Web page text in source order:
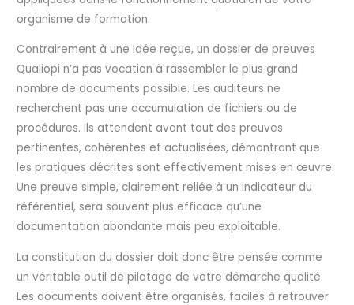
organisme de formation.
Contrairement à une idée reçue, un dossier de preuves
Qualiopi n’a pas vocation à rassembler le plus grand
nombre de documents possible. Les auditeurs ne
recherchent pas une accumulation de fichiers ou de
procédures. Ils attendent avant tout des preuves
pertinentes, cohérentes et actualisées, démontrant que
les pratiques décrites sont effectivement mises en œuvre.
Une preuve simple, clairement reliée à un indicateur du
référentiel, sera souvent plus efficace qu’une
documentation abondante mais peu exploitable.
La constitution du dossier doit donc être pensée comme
un véritable outil de pilotage de votre démarche qualité.
Les documents doivent être organisés, faciles à retrouver